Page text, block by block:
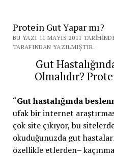
Protein Gut Yapar mı?
BU YAZI 11 MAYIS 2011
TARAFINDAN YAZILMIŞTIR.
Gut
Olmalıdır?
“Gut hastalığında
ufak bir internet
çok site çıkıyor, bu
okuduğunuzda gut
özellikle etlerden–